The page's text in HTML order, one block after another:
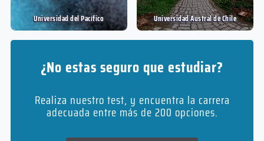
Universidad del Pací­fico Universidad Austral de Chile
¿No estas seguro que estudiar?
Realiza nuestro test, y encuentra la carrera
adecuada entre más de 200 opciones.